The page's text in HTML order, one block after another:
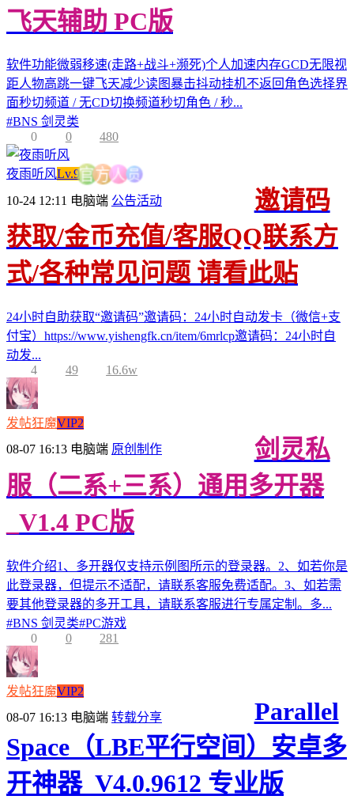
飞天辅助 PC版
软件功能微弱移速(走路+战斗+濒死)个人加速内存GCD无限视
距人物高跳一键飞天减少读图暴击抖动挂机不返回角色选择界
面秒切频道 / 无CD切换频道秒切角色 / 秒...
#BNS 剑灵类
0
0 480
夜雨听风Lv.9官 方 人员
10-24 12:11 电脑端 公告活动
邀请码
获取/金币充值/客服QQ联系方
式/各种常见问题 请看此贴
24小时自助获取“邀请码”邀请码：24小时自动发卡（微信+支
付宝）https://www.yishengfk.cn/item/6mrlcp邀请码：24小时自
动发...
4
49 16.6w
发帖狂魔VIP2
08-07 16:13 电脑端 原创制作
剑灵私
服（二系+三系）通用多开器
_V1.4 PC版
软件介绍1、多开器仅支持示例图所示的登录器。2、如若你是
此登录器，但提示不适配，请联系客服免费适配。3、如若需
要其他登录器的多开工具，请联系客服进行专属定制。多...
#BNS 剑灵类#PC游戏
0
0 281
发帖狂魔VIP2
08-07 16:13 电脑端 转载分享
Parallel
Space（LBE平行空间）安卓多
开神器_V4.0.9612 专业版